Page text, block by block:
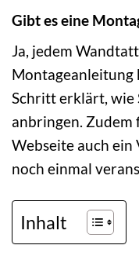
Gibt es eine
Ja, jedem
Montageanleitung
Schritt erklärt, wie
anbringen. Zudem
Webseite auch ein
noch einmal
Inhalt